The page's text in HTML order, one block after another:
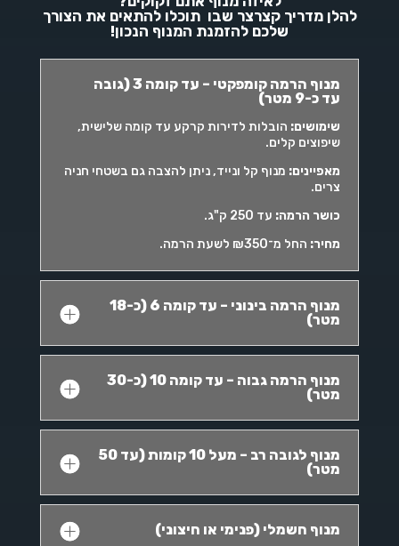
להלן מדריך קצרצר שבו תוכלו להתאים את הצורך
שלכם להזמנת המנוף הנכון!
מנוף הרמה קומפקטי – עד קומה 3 (גובה
עד כ-9 מטר)
שימושים: הובלות לדירות קרקע עד קומה שלישית,
שיפוצים קלים.
מאפיינים: מנוף קל ונייד, ניתן להצבה גם בשטחי חניה
צרים.
כושר הרמה: עד 250 ק"ג.
מחיר: החל מ־₪350 לשעת הרמה.
מנוף הרמה בינוני – עד קומה 6 (כ-18
מטר)
מנוף הרמה גבוה – עד קומה 10 (כ-30
מטר)
מנוף לגובה רב – מעל 10 קומות (עד 50
מטר)
מנוף חשמלי (פנימי או חיצוני)